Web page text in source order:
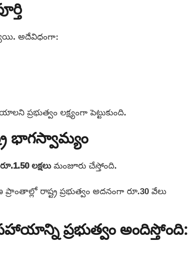
అదేవిధంగా:
ప్రభుత్వం లక్ష్యంగా పెట్టుకుంది.
భాగస్వామ్యం
రూ.1.50 లక్షలుమంజూరు చేస్తోంది.
ప్రాంతాల్లో రాష్ట్ర ప్రభుత్వం అదనంగా రూ.30 వేలు
ప్రభుత్వం అందిస్తోంది: